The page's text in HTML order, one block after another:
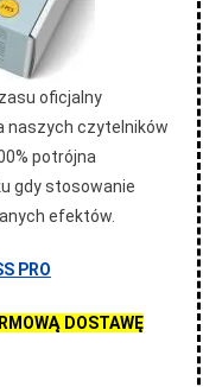
oficjalny
naszych czytelników
potrójna
gdy stosowanie
efektów.
PRO
DOSTAWĘ